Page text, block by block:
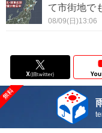
て市街地で
08/09(日)13:06